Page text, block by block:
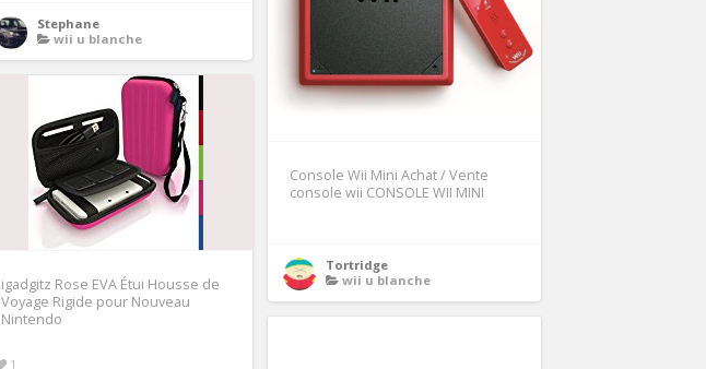
Stephane
wii u blanche
Console Wii Mini Achat / Vente
console wii CONSOLE WII MINI
Tortridge
wii u blanche
igadgitz Rose EVA Étui Housse de
Voyage Rigide pour Nouveau
Nintendo
1